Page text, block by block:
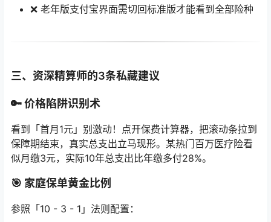
❌ 老年版支付宝界面需切回标准版才能看到全部险种
三、资深精算师的3条私藏建议
🔑价格陷阱识别术
看到「首月1元」别激动！点开保费计算器，把滚动条拉到
保障期结束，真实总支出立马现形。某热门百万医疗险看
似月缴3元，实际10年总支出比年缴多付28%。
🎯 家庭保单黄金比例
参照「10 - 3 - 1」法则配置：